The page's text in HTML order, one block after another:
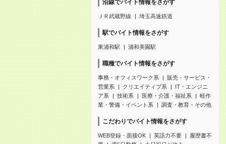
沿線でバイト情報をさがす
ＪＲ武蔵野線 埼玉高速鉄道
駅でバイト情報をさがす
東浦和駅 浦和美園駅
職種でバイト情報をさがす
事務・オフィスワーク系
販売・サービス・
営業系
クリエイティブ系
IT・エンジニ
ア系
技術系 医療・介護・福祉系
軽作
業・警備・イベント系
調査・教育・その他
こだわりでバイト情報をさがす
WEB登録・面接OK 英語力不要
履歴書不